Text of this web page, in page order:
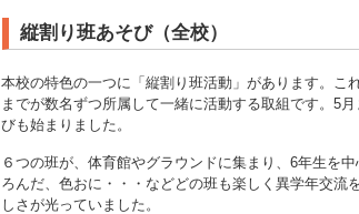
縦割り班あそび（全校）
本校の特色の一つに「縦割り班活動」があります。こ
までが数名ずつ所属して一緒に活動する取組です。5
びも始まりました。
６つの班が、体育館やグラウンドに集まり、6年生を
ろんだ、色おに・・・などどの班も楽しく異学年交流
しさが光っていました。